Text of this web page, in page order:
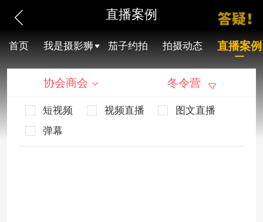
直播案例
首页 我是摄影狮 茄子约拍 拍摄动态 直播案例
协会商会 冬令营
短视频 视频直播
图文直播
弹幕